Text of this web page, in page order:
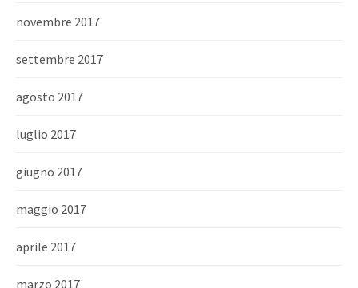
novembre 2017
settembre 2017
agosto 2017
luglio 2017
giugno 2017
maggio 2017
aprile 2017
marzo 2017